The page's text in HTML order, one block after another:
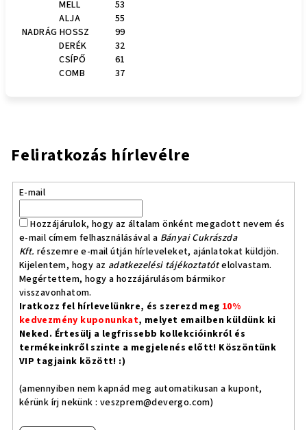
MELL
53
ALJA
55
NADRÁG HOSSZ
99
DERÉK
32
CSÍPŐ
61
COMB
37
Feliratkozás hírlevélre
E-mail
Hozzájárulok, hogy az általam önként megadott nevem és
e-mail címem felhasználásával a Bányai Cukrászda
Kft. részemre e-mail útján hírleveleket, ajánlatokat küldjön.
Kijelentem, hogy az adatkezelési tájékoztatótelolvastam.
Megértettem, hogy a hozzájárulásom bármikor
visszavonhatom.
Iratkozz fel hírlevelünkre, és szerezd meg 10%
kedvezmény kuponunkat, melyet emailben küldünk ki
Neked. Értesülj a legfrissebb kollekcióinkról és
termékeinkről szinte a megjelenés előtt! Köszöntünk
VIP tagjaink között! :)
(amennyiben nem kapnád meg automatikusan a kupont,
kérünk írj nekünk : veszprem@devergo.com)